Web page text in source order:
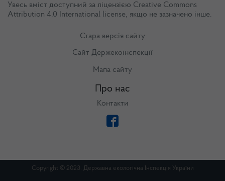
Увесь вміст доступний за ліцензією Creative Commons
Attribution 4.0 International license, якщо не зазначено інше.
Стара версія сайту
Сайт Держекоінспекції
Мапа сайту
Про нас
Контакти
Copyright © 2023. Державна екологічна Інспекція України